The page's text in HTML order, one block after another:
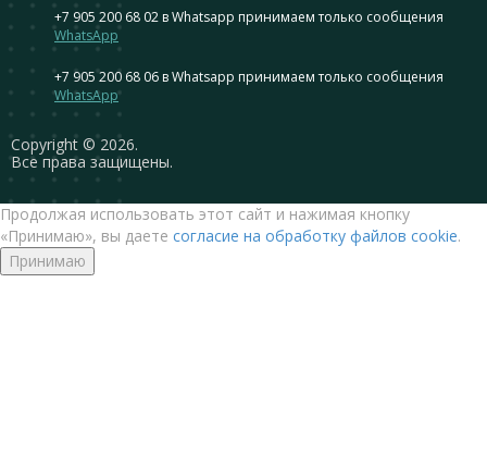
Сopyright © 2026.
Все права защищены.
+7 905 200 68 02 в Whatsapp принимаем только сообщения
WhatsApp
+7 905 200 68 06 в Whatsapp принимаем только сообщения
WhatsApp
Продолжая использовать этот сайт и нажимая кнопку
«Принимаю», вы даете согласие на обработку файлов cookie.
Принимаю